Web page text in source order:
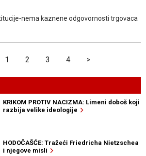
nema kaznene odgovornosti trgovaca
1 2 3 4 >
KRIKOM PROTIV NACIZMA: Limeni doboš koji
razbija velike ideologije
HODOČAŠĆE: Tražeći Friedricha Nietzschea
i njegove misli